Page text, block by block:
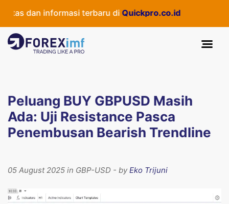
dan informasi terbaru diQuickpro.co.id
Peluang BUY GBPUSD Masih
Ada: Uji Resistance Pasca
Penembusan Bearish Trendline
05 August 2025 in GBP-USD - byEko Trijuni